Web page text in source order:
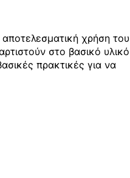
αποτελεσματική χρήση του
στο βασικό υλικό
πρακτικές για να